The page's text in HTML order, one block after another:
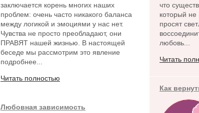
заключается корень многих наших
проблем: очень часто никакого баланса
между логикой и эмоциями у нас нет.
Чувства не просто преобладают, они
ПРАВЯТ нашей жизнью. В настоящей
беседе мы рассмотрим это явление
подробнее...
Читать полностью
Любовная зависимость
что
который не
просят
любовь...
Читать
Как